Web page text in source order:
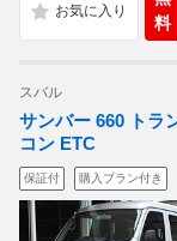
料
スバル
サンバー 660 トラ
コン ETC
保証付 購入プラン付き